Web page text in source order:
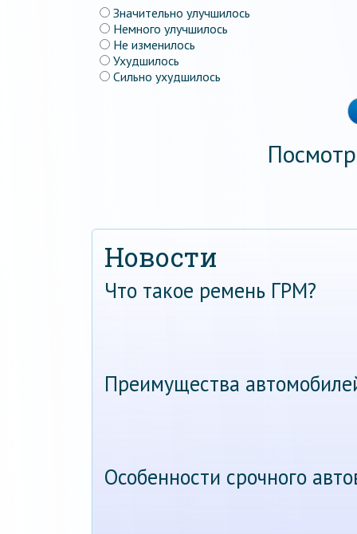
Значительно улучшилось
Немного улучшилось
Не изменилось
Ухудшилось
Сильно ухудшилось
Новости
Что такое ремень ГРМ?
Преимущества
Особенности срочного